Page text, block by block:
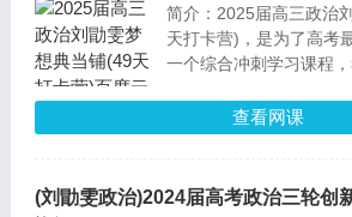
简介：2025届高三政治
天打卡营)，是为了高考
一个综合冲刺学习课程，
时间，利用碎片时间学
考点， 短时高效。
查看网课
(刘勖雯政治)2024届高考政治三轮创